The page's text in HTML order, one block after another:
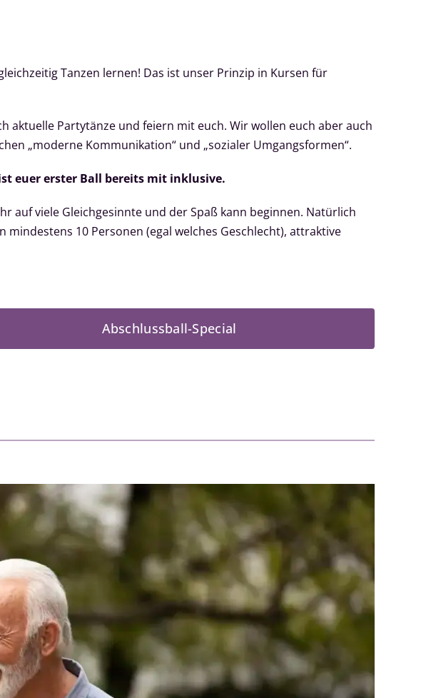
Tanzen lernen! Das ist unser Prinzip in Kursen für
aktuelle Partytänze und feiern mit euch. Wir wollen euch aber auch
„moderne Kommunikation“ und „sozialer Umgangsformen“.
euer erster Ball bereits mit inklusive.
auf viele Gleichgesinnte und der Spaß kann beginnen. Natürlich
10 Personen (egal welches Geschlecht), attraktive
Abschlussball-Special